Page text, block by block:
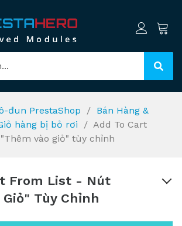
đun PrestaShop
Bán Hàng &
hàng bị bỏ rơi
Add To Cart
vào giỏ" tùy chỉnh
From List - Nút
Tùy Chỉnh